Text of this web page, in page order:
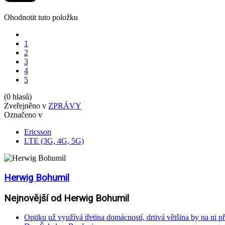
Ohodnotit tuto položku
1
2
3
4
5
(0 hlasů)
Zveřejněno v ZPRÁVY
Označeno v
Ericsson
LTE (3G, 4G, 5G)
Herwig Bohumil
Nejnovější od Herwig Bohumil
Optiku už využívá třetina domácností, drtivá většina by na ni